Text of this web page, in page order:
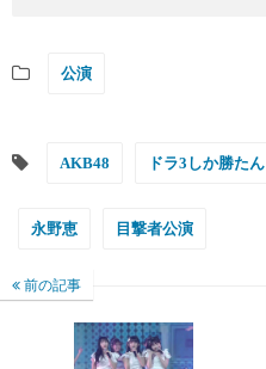
公演
AKB48 ドラ3しか勝たん
永野恵 目撃者公演
前の記事